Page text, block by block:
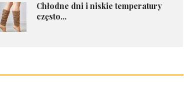
Chłodne dni i niskie temperatury
często...